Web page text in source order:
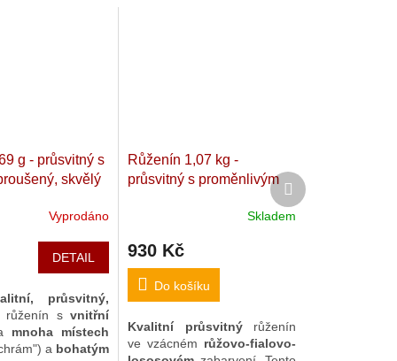
g - průsvitný s
skvělý
5,8 x
Vyprodáno
DETAIL
průsvitný,
růženín svnitřní
mnoha místech
a bohatým
Růženín 1,07 kg -
průsvitný s proměnlivým
zabarvením, umístitelný do
13,8 x 6,6 cm. Namibie
Skladem
930 Kč
Do košíku
Kvalitní průsvitný růženín
ve vzácném růžovo-fialovo-
Další
produkt